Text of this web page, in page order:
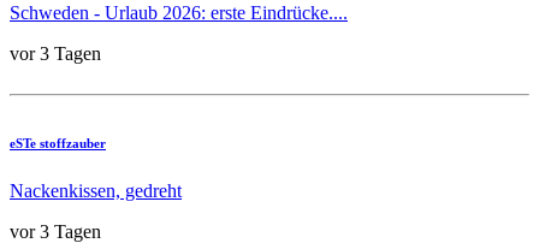
Schweden - Urlaub 2026: erste Eindrücke....
vor 3 Tagen
eSTe stoffzauber
Nackenkissen, gedreht
vor 3 Tagen